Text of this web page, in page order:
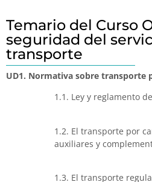
Temario del Curso
seguridad del
transporte
UD1. Normativa sobre transporte
1.1. Ley y reglamento
1.2. El transporte por
auxiliares y
1.3. El transporte